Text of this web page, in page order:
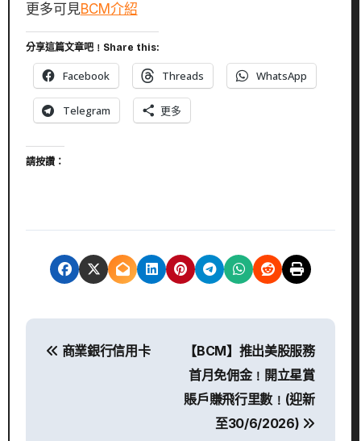
更多可見BCM介紹
分享這篇文章吧﹗Share this:
Facebook Threads WhatsApp
Telegram 更多
請按讚：
文
商業銀行信用卡
【BCM】推出美股服務
首月免佣金﹗開立星賞
賬戶賺飛行里數﹗(迎新
至30/6/2026)